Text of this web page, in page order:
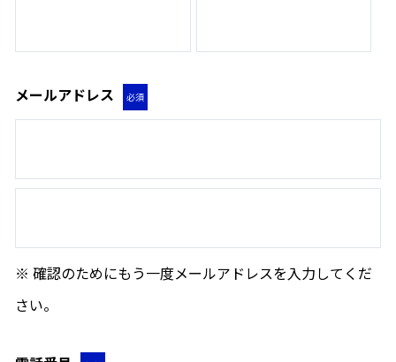
メールアドレス 必須
※ 確認のためにもう一度メールアドレスを入力してくだ
さい。